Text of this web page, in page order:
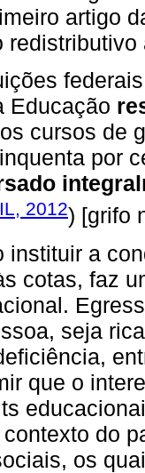
artigo
Educação
cursos de
por
2012) [grifo
instituir a
cotas, faz
seja
que o
do
os